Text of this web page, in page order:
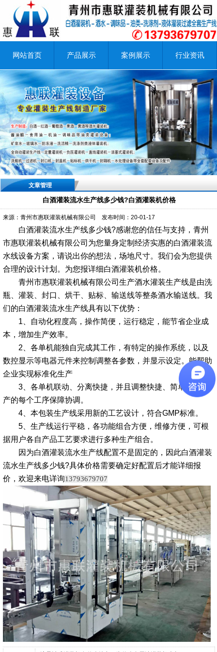
网站首页 产品展示 案例展示 行业资讯
文章管理
白酒灌装流水生产线多少钱?白酒灌装机价格
来源：青州市惠联灌装机械有限公司 发布时间：20-01-17
白酒灌装流水生产线多少钱?感谢您的信任与支持，青州
市惠联灌装机械有限公司为您量身定制经济实惠的白酒灌装流
水线设备方案，请说出你的想法，场地尺寸。我们会为您提供
合理的设计计划。为您报详细白酒灌装机价格。
青州市惠联灌装机械有限公司生产酒水灌装生产线是由洗
瓶、灌装、封口、烘干、贴标、输送线等整条酒水输送线。我
们的白酒灌装流水生产线具有以下优势：
1、自动化程度高，操作简便，运行稳定，能节省企业成
本，增加生产效率。
2、各单机能独自完成其工作，有特定的操作系统，以及
数控显示等电器元件来控制调整各参数，并显示设定。能帮助
企业实现标准化生产
3、各单机联动、分离快捷，并且调整快捷、简单，使生
产的每个工序保障协调。
4、本包装生产线采用新的工艺设计，符合GMP标准。
5、生产线运行平稳，各功能组合方便，维修方便，可根
据用户各自产品工艺要求进行多种生产组合。
因为白酒灌装流水生产线配置不是固定的，因此白酒灌装
流水生产线多少钱?具体价格需要确定好配置后才能详细报
价，欢迎来电详询13793679707